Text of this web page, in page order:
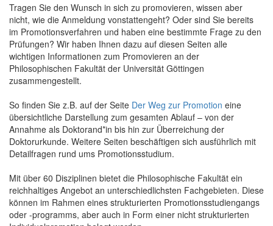
Tragen Sie den Wunsch in sich zu promovieren, wissen aber
nicht, wie die Anmeldung vonstattengeht? Oder sind Sie bereits
im Promotionsverfahren und haben eine bestimmte Frage zu den
Prüfungen? Wir haben Ihnen dazu auf diesen Seiten alle
wichtigen Informationen zum Promovieren an der
Philosophischen Fakultät der Universität Göttingen
zusammengestellt.
So finden Sie z.B. auf der Seite Der Weg zur Promotion eine
übersichtliche Darstellung zum gesamten Ablauf – von der
Annahme als Doktorand*in bis hin zur Überreichung der
Doktorurkunde. Weitere Seiten beschäftigen sich ausführlich mit
Detailfragen rund ums Promotionsstudium.
Mit über 60 Disziplinen bietet die Philosophische Fakultät ein
reichhaltiges Angebot an unterschiedlichsten Fachgebieten. Diese
können im Rahmen eines strukturierten Promotionsstudiengangs
oder -programms, aber auch in Form einer nicht strukturierten